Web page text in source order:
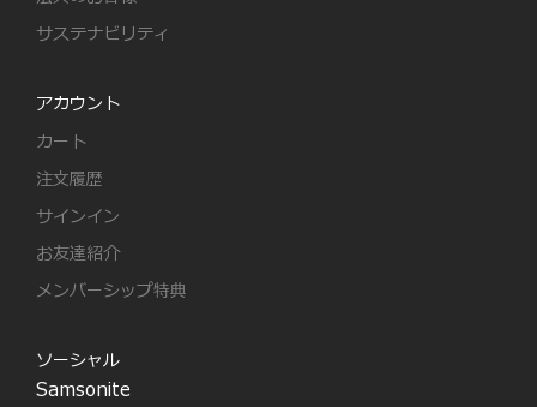
サステナビリティ
アカウント
カート
注文履歴
サインイン
お友達紹介
メンバーシップ特典
ソーシャル
Samsonite